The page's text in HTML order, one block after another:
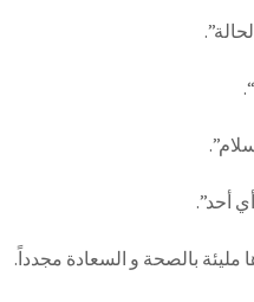
أحد”.
بالصحة و السعادة مجدداً.